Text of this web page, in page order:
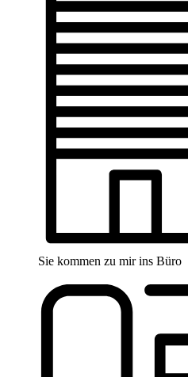
Sie kommen zu mir ins Büro